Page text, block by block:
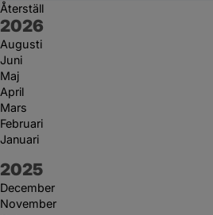
Återställ
År:
2026
Augusti
Juni
Maj
April
Mars
Februari
Januari
År:
2025
December
November